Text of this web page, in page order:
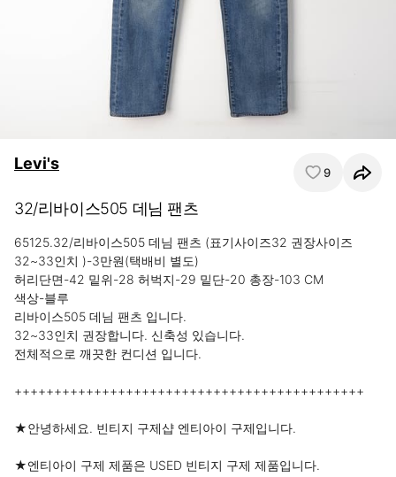
Levi's 9
32/리바이스505 데님 팬츠
65125.32/리바이스505 데님 팬츠 (표기사이즈32 권장사이즈
32~33인치 )-3만원(택배비 별도)
허리단면-42 밑위-28 허벅지-29 밑단-20 총장-103 CM
색상-블루
리바이스505 데님 팬츠 입니다.
32~33인치 권장합니다. 신축성 있습니다.
전체적으로 깨끗한 컨디션 입니다.
++++++++++++++++++++++++++++++++++++++++++++
★안녕하세요. 빈티지 구제샵 엔티아이 구제입니다.
★엔티아이 구제 제품은 USED 빈티지 구제 제품입니다.